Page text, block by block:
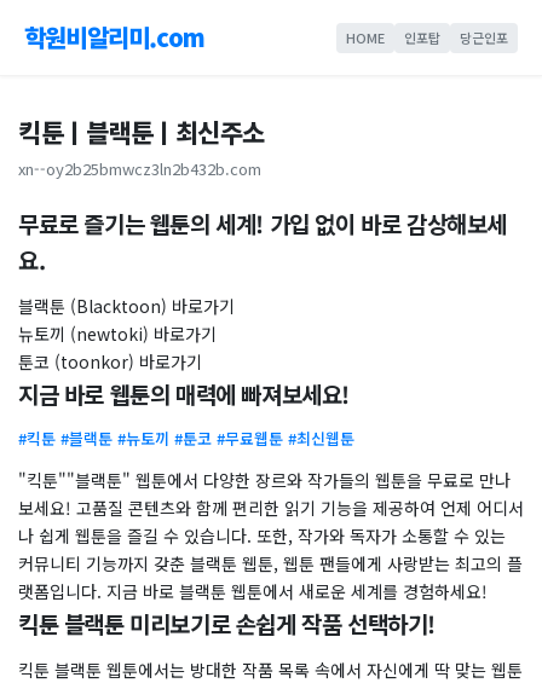
학원비알리미.com HOME 인포탑 당근인포
킥툰ㅣ블랙툰ㅣ최신주소
xn--oy2b25bmwcz3ln2b432b.com
무료로 즐기는 웹툰의 세계! 가입 없이 바로 감상해보세
요.
블랙툰 (Blacktoon) 바로가기
뉴토끼 (newtoki) 바로가기
툰코 (toonkor) 바로가기
지금 바로 웹툰의 매력에 빠져보세요!
#킥툰 #블랙툰 #뉴토끼 #툰코 #무료웹툰 #최신웹툰
"킥툰""블랙툰" 웹툰에서 다양한 장르와 작가들의 웹툰을 무료로 만나
보세요! 고품질 콘텐츠와 함께 편리한 읽기 기능을 제공하여 언제 어디서
나 쉽게 웹툰을 즐길 수 있습니다. 또한, 작가와 독자가 소통할 수 있는
커뮤니티 기능까지 갖춘 블랙툰 웹툰, 웹툰 팬들에게 사랑받는 최고의 플
랫폼입니다. 지금 바로 블랙툰 웹툰에서 새로운 세계를 경험하세요!
킥툰 블랙툰 미리보기로 손쉽게 작품 선택하기!
킥툰 블랙툰 웹툰에서는 방대한 작품 목록 속에서 자신에게 딱 맞는 웹툰